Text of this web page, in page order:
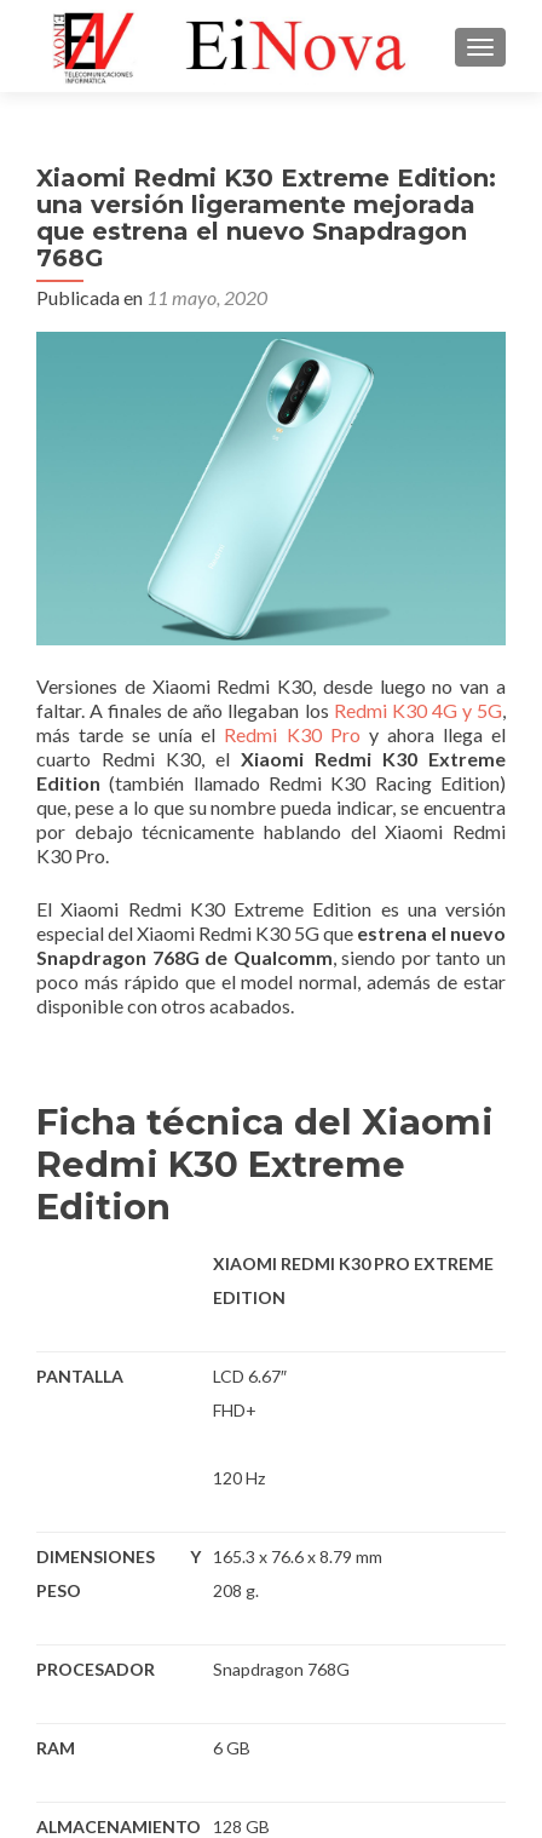
Xiaomi Redmi K30 Extreme Edition:
una versión ligeramente mejorada
que estrena el nuevo Snapdragon
768G
Publicada en 11 mayo, 2020
Versiones de Xiaomi Redmi K30, desde luego no van a
faltar. A finales de año llegaban los Redmi K30 4G y 5G
más tarde se unía el Redmi K30 Pro y ahora llega el
cuarto Redmi K30, el Xiaomi Redmi K30 Extreme
Edition (también llamado Redmi K30 Racing Edition)
que, pese a lo que su nombre pueda indicar, se encuentra
por debajo técnicamente hablando del Xiaomi Redmi
K30 Pro.
El Xiaomi Redmi K30 Extreme Edition es una versión
especial del Xiaomi Redmi K30 5G que estrena el nuevo
Snapdragon 768G de Qualcomm , siendo por tanto un
poco más rápido que el model normal, además de estar
disponible con otros acabados.
Ficha técnica del Xiaomi
Redmi K30 Extreme
Edition
XIAOMI REDMI K30 PRO EXTREME
EDITION
PANTALLA
LCD 6.67″
FHD+
120 Hz
DIMENSIONES Y
PESO
165.3 x 76.6 x 8.79 mm
208 g.
PROCESADOR Snapdragon 768G
RAM 6 GB
ALMACENAMIENTO 128 GB